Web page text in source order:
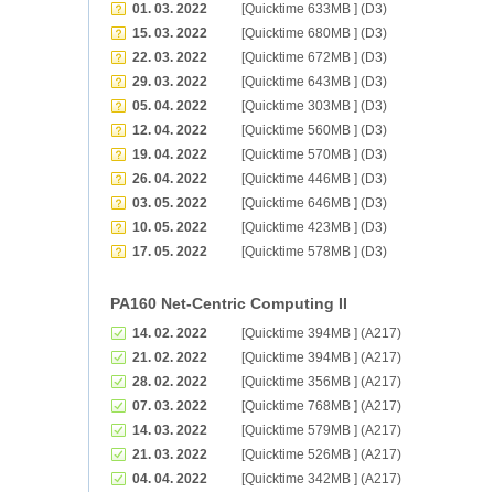
01. 03. 2022
[Quicktime 633MB ] (D3)
15. 03. 2022
[Quicktime 680MB ] (D3)
22. 03. 2022
[Quicktime 672MB ] (D3)
29. 03. 2022
[Quicktime 643MB ] (D3)
05. 04. 2022
[Quicktime 303MB ] (D3)
12. 04. 2022
[Quicktime 560MB ] (D3)
19. 04. 2022
[Quicktime 570MB ] (D3)
26. 04. 2022
[Quicktime 446MB ] (D3)
03. 05. 2022
[Quicktime 646MB ] (D3)
10. 05. 2022
[Quicktime 423MB ] (D3)
17. 05. 2022
[Quicktime 578MB ] (D3)
PA160 Net-Centric Computing II
14. 02. 2022
[Quicktime 394MB ] (A217)
21. 02. 2022
[Quicktime 394MB ] (A217)
28. 02. 2022
[Quicktime 356MB ] (A217)
07. 03. 2022
[Quicktime 768MB ] (A217)
14. 03. 2022
[Quicktime 579MB ] (A217)
21. 03. 2022
[Quicktime 526MB ] (A217)
04. 04. 2022
[Quicktime 342MB ] (A217)